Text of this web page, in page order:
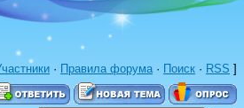
· Правила форума · Поиск · RSS ]